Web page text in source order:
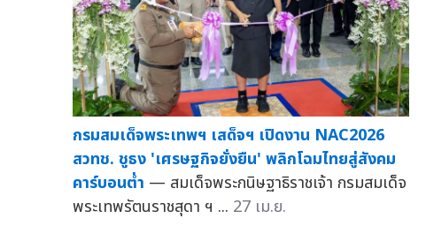
กรมสมเด็จพระเทพฯ เสด็จฯ เปิดงาน NAC2026
สวทช. ชูธง 'เศรษฐกิจยั่งยืน' พลิกโฉมไทยสู่สังคม
คาร์บอนต่ำ — สมเด็จพระกนิษฐาธิราชเจ้า กรมสมเด็จ
พระเทพรัตนราชสุดา ฯ ... 27 เม.ย.